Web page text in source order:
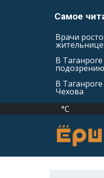
Самое
Врачи
жительнице
В
В
Чехова
°C